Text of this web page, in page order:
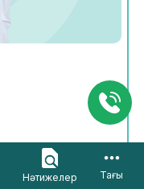
Нәтижелер Тағы